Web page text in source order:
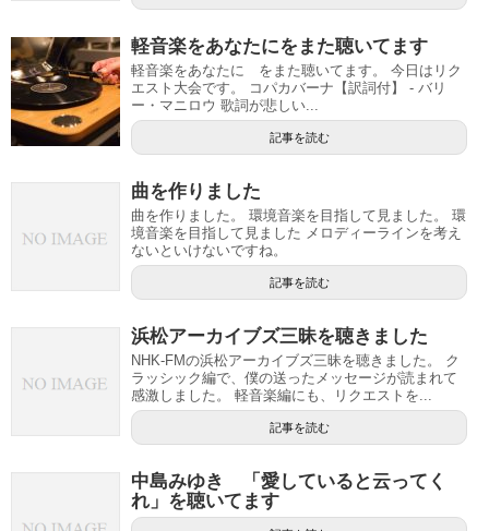
軽音楽をあなたにをまた聴いてます
軽音楽をあなたに をまた聴いてます。 今日はリク
エスト大会です。 コパカバーナ【訳詞付】 - バリ
ー・マニロウ 歌詞が悲しい...
記事を読む
曲を作りました
曲を作りました。 環境音楽を目指して見ました。 環
境音楽を目指して見ました メロディーラインを考え
ないといけないですね。
記事を読む
浜松アーカイブズ三昧を聴きました
NHK-FMの浜松アーカイブズ三昧を聴きました。 ク
ラッシック編で、僕の送ったメッセージが読まれて
感激しました。 軽音楽編にも、リクエストを...
記事を読む
中島みゆき 「愛していると云ってく
れ」を聴いてます